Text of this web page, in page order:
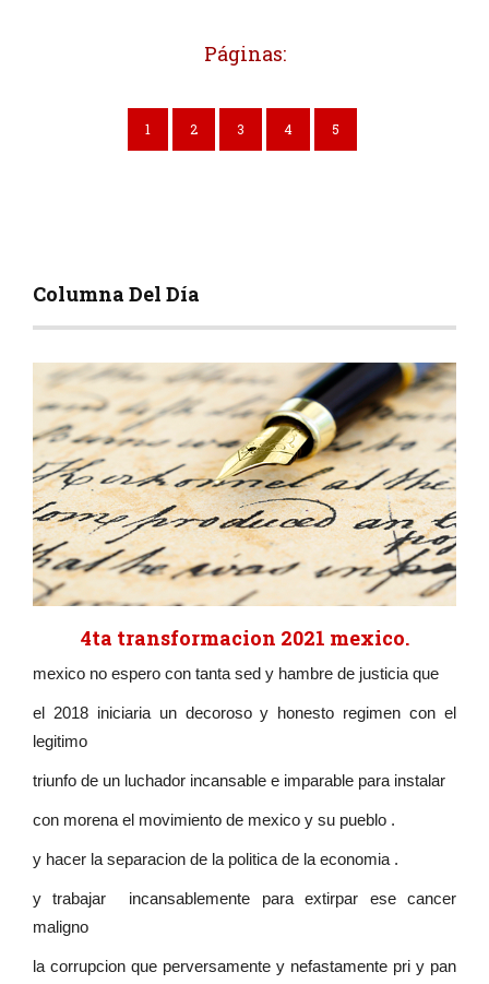
Páginas:
1 2 3 4 5
Columna Del Día
4ta transformacion 2021 mexico.
mexico no espero con tanta sed y hambre de justicia que
el 2018 iniciaria un decoroso y honesto regimen con el
legitimo
triunfo de un luchador incansable e imparable para instalar
con morena el movimiento de mexico y su pueblo .
y hacer la separacion de la politica de la economia .
y trabajar incansablemente para extirpar ese cancer
maligno
la corrupcion que perversamente y nefastamente pri y pan